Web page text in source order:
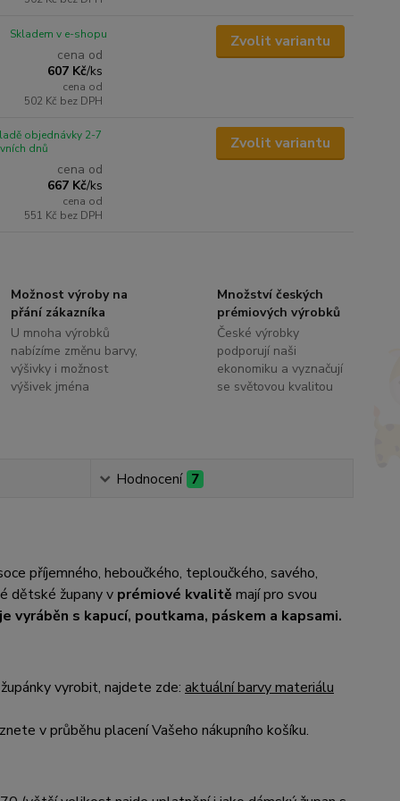
cena od
607 Kč/ks
cena od
502 Kč bez DPH
Skladem v e-shopu Zvolit variantu
cena od
667 Kč/ks
cena od
551 Kč bez DPH
objednávky 2-7
dnů
Zvolit variantu
Možnost výroby na
přání zákazníka
U mnoha výrobků
nabízíme změnu barvy,
výšivky i možnost
výšivek jména
Množství českých
prémiových výrobků
České výrobky
podporují naši
ekonomiku a vyznačují
se světovou kvalitou
Hodnocení 7
příjemného, heboučkého, teploučkého, savého,
dětské župany v prémiové kvalitě mají pro svou
vyráběn s kapucí, poutkama, páskem a kapsami.
vyrobit, najdete zde: aktuální barvy materiálu
v průběhu placení Vašeho nákupního košíku.